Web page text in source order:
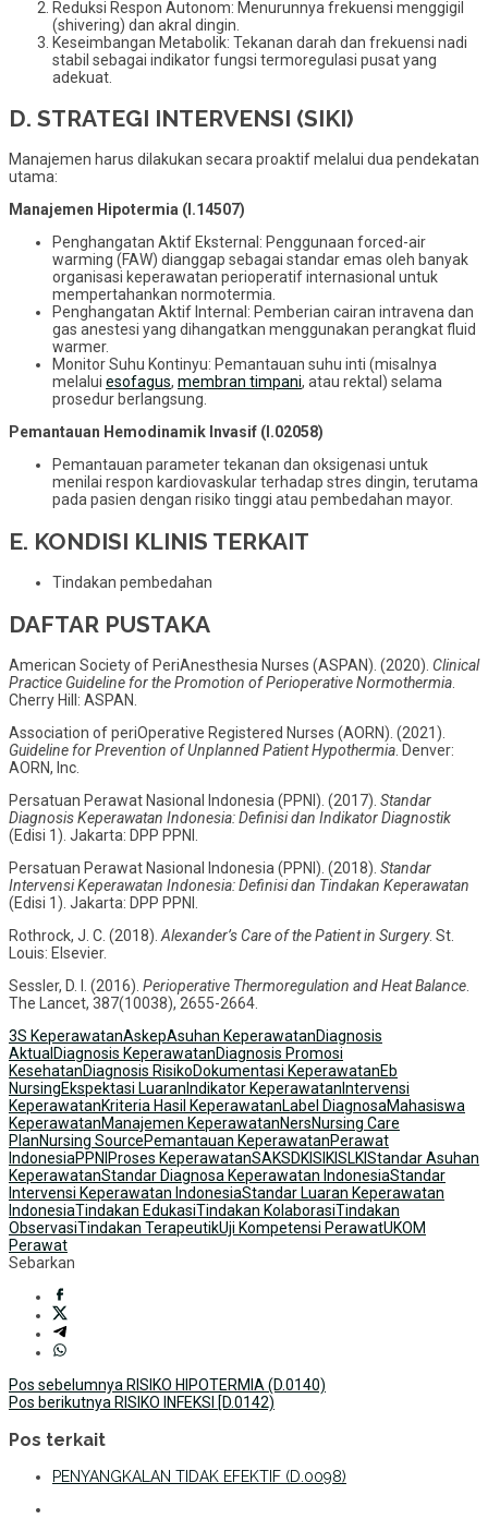
Reduksi Respon Autonom: Menurunnya frekuensi menggigil
(shivering) dan akral dingin.
Keseimbangan Metabolik: Tekanan darah dan frekuensi nadi
stabil sebagai indikator fungsi termoregulasi pusat yang
adekuat.
D. STRATEGI INTERVENSI (SIKI)
Manajemen harus dilakukan secara proaktif melalui dua pendekatan
utama:
Manajemen Hipotermia (I.14507)
Penghangatan Aktif Eksternal: Penggunaan forced-air
warming (FAW) dianggap sebagai standar emas oleh banyak
organisasi keperawatan perioperatif internasional untuk
mempertahankan normotermia.
Penghangatan Aktif Internal: Pemberian cairan intravena dan
gas anestesi yang dihangatkan menggunakan perangkat fluid
warmer.
Monitor Suhu Kontinyu: Pemantauan suhu inti (misalnya
melalui esofagus, membran timpani, atau rektal) selama
prosedur berlangsung.
Pemantauan Hemodinamik Invasif (I.02058)
Pemantauan parameter tekanan dan oksigenasi untuk
menilai respon kardiovaskular terhadap stres dingin, terutama
pada pasien dengan risiko tinggi atau pembedahan mayor.
E. KONDISI KLINIS TERKAIT
Tindakan pembedahan
DAFTAR PUSTAKA
American Society of PeriAnesthesia Nurses (ASPAN). (2020). Clinical
Practice Guideline for the Promotion of Perioperative Normothermia
Cherry Hill: ASPAN.
Association of periOperative Registered Nurses (AORN). (2021).
Guideline for Prevention of Unplanned Patient Hypothermia . Denver:
AORN, Inc.
Persatuan Perawat Nasional Indonesia (PPNI). (2017). Standar
Diagnosis Keperawatan Indonesia: Definisi dan Indikator Diagnostik
(Edisi 1). Jakarta: DPP PPNI.
Persatuan Perawat Nasional Indonesia (PPNI). (2018). Standar
Intervensi Keperawatan Indonesia: Definisi dan Tindakan Keperawatan
(Edisi 1). Jakarta: DPP PPNI.
Rothrock, J. C. (2018). Alexander’s Care of the Patient in Surgery. St.
Louis: Elsevier.
Sessler, D. I. (2016). Perioperative Thermoregulation and Heat Balance
The Lancet, 387(10038), 2655-2664.
3S KeperawatanAskepAsuhan KeperawatanDiagnosis
Aktual Diagnosis KeperawatanDiagnosis Promosi
KesehatanDiagnosis RisikoDokumentasi KeperawatanEb
NursingEkspektasi Luaran Indikator Keperawatan Intervensi
KeperawatanKriteria Hasil KeperawatanLabel DiagnosaMahasiswa
KeperawatanManajemen KeperawatanNersNursing Care
PlanNursing SourcePemantauan KeperawatanPerawat
IndonesiaPPNI Proses KeperawatanSAKSDKISIKISLKIStandar Asuhan
KeperawatanStandar Diagnosa Keperawatan IndonesiaStandar
Intervensi Keperawatan IndonesiaStandar Luaran Keperawatan
IndonesiaTindakan EdukasiTindakan KolaborasiTindakan
ObservasiTindakan TerapeutikUji Kompetensi PerawatUKOM
Perawat
Sebarkan
Navigasi
pos
Pos sebelumnya RISIKO HIPOTERMIA (D.0140)
Pos berikutnya RISIKO INFEKSI [D.0142)
Pos terkait
PENYANGKALAN TIDAK EFEKTIF (D.0098)